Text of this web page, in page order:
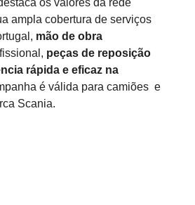
os valores da rede
ampla cobertura de serviços
mão de obra
peças de reposição
rápida e eficaz na
é válida para camiões e
Scania.